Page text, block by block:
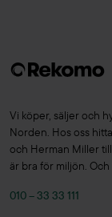
Vi köper, säljer och
Norden. Hos oss
och Herman Miller
är bra för miljön.
010 – 33 33 111